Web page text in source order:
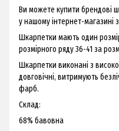
Ви можете купити брендові
у нашому інтернет-магазині
Шкарпетки мають один
розмірного ряду 36-41 за
Шкарпетки виконані з
довговічні, витримують
фарб.
Склад:
68% бавовна